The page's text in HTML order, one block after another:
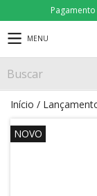
MENU
Início /
NOVO